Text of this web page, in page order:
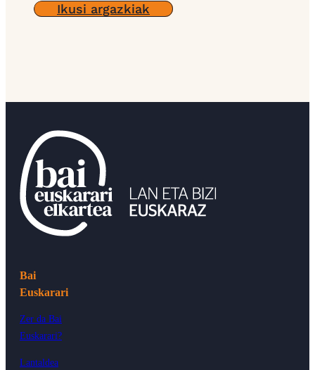
Ikusi argazkiak
Bai
Euskarari
Zer da Bai
Euskarari?
Lantaldea